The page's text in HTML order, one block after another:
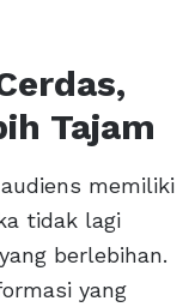
Tajam
memiliki
tidak lagi
berlebihan.
yang